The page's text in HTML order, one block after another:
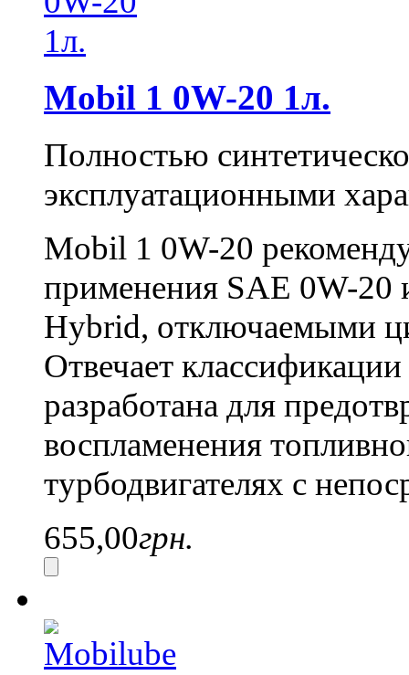
Mobil 1 0W-20 1л.
Полностью
эксплуатационными
Mobil 1 0W-20
применения SAE 0W-20
Hybrid, отключаемыми
Отвечает классификации
разработана для
воспламенения
турбодвигателях с
655,00грн.